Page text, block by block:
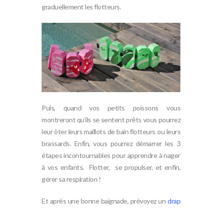
graduellement les flotteurs.
Puis, quand vos petits poissons vous
montreront qu’ils se sentent prêts vous pourrez
leur ôter leurs maillots de bain flotteurs ou leurs
brassards. Enfin, vous pourrez démarrer les 3
étapes incontournables pour apprendre à nager
à vos enfants. Flotter, se propulser, et enfin,
gérer sa respiration !
Et après une bonne baignade, prévoyez un drap